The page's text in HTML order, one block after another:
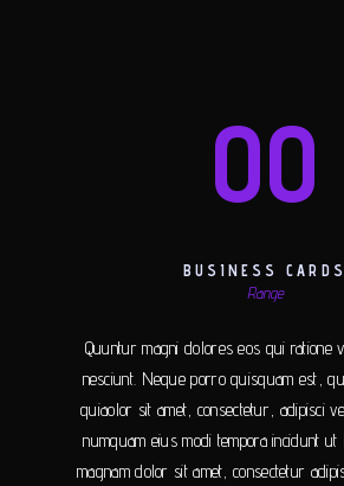
00
BUSINESS CARDS
Range
Quuntur magni dolores eos qui ratione
nesciunt. Neque porro quisquam est,
quiaolor sit amet, consectetur, adipisci
numquam eius modi tempora incidunt
magnam dolor sit amet, consectetur